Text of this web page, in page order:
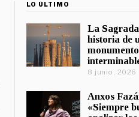
LO ÚLTIMO
La
historia de
monumento
8 junio, 2026
Anxos
«Siempre